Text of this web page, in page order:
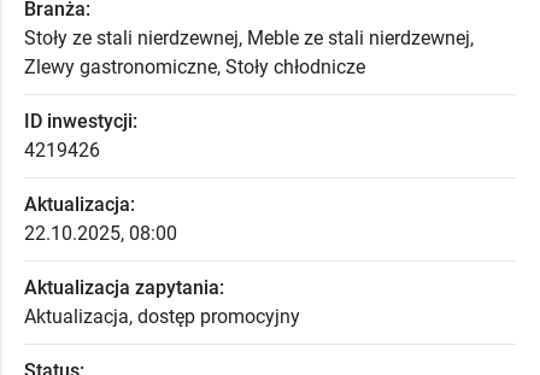
Branża:
Stoły ze stali nierdzewnej, Meble ze stali nierdzewnej,
Zlewy gastronomiczne, Stoły chłodnicze
ID inwestycji:
4219426
Aktualizacja:
22.10.2025, 08:00
Aktualizacja zapytania:
Aktualizacja, dostęp promocyjny